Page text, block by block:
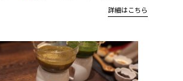
詳細はこちら